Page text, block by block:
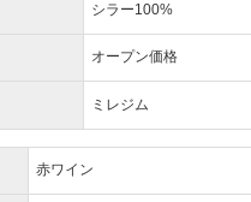
シラー100%
オープン価格
ミレジム
赤ワイン